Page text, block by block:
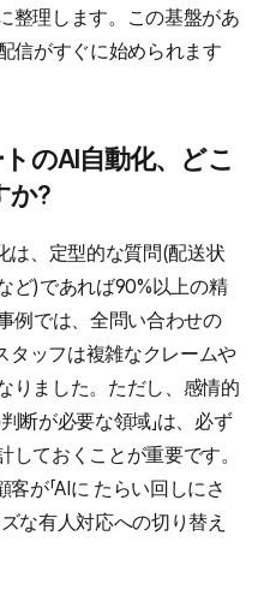
整理します。この基盤があ
信がすぐに始められます
のAI自動化、どこ
か?
は、定型的な質問(配送状
ど)であれば90%以上の精
例では、全問い合わせの
タッフは複雑なクレームや
りました。ただし、感情的
断が必要な領域」は、必ず
ておくことが重要です。
が「AIに たらい回しにさ
な有人対応への切り替え